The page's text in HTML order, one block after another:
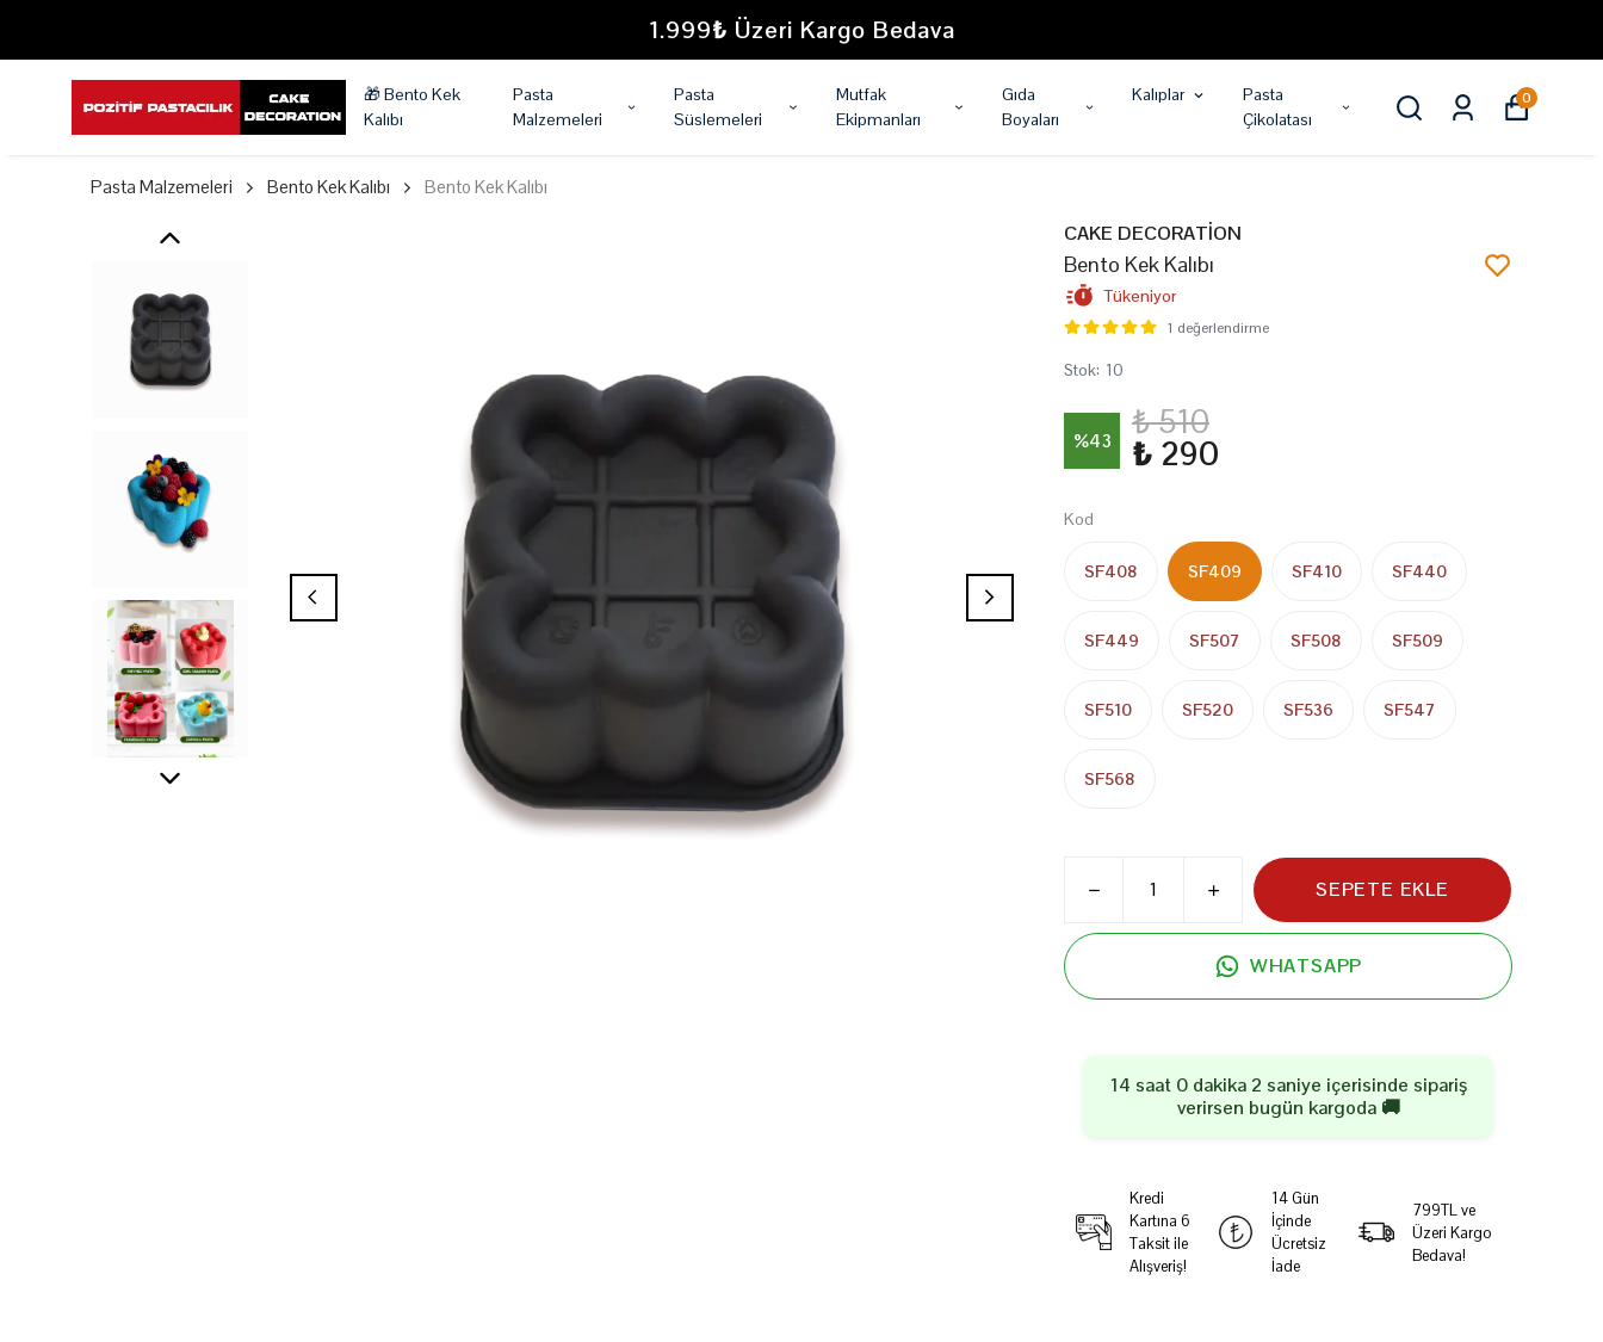
1.999₺ Üzeri Kargo Bedava
🎁 Bento Kek
Kalıbı
Pasta
Malzemeleri
Pasta
Süslemeleri
Mutfak
Ekipmanları
Gıda
Boyaları
Kalıplar
Pasta
Çikolatası
0
Pasta Malzemeleri Bento Kek Kalıbı Bento Kek Kalıbı
CAKE DECORATİON
Bento Kek Kalıbı
Tükeniyor
1 değerlendirme
Stok: 10
%43 ₺ 510
₺ 290
Kod
SF408 SF409 SF410 SF440
SF449 SF507 SF508 SF509
SF510 SF520 SF536 SF547
SF568
SEPETE EKLE
WHATSAPP
14 saat 0 dakika 2 saniye içerisinde sipariş
verirsen bugün kargoda 🚚
Kredi
Kartına 6
Taksit ile
Alışveriş!
14 Gün
İçinde
Ücretsiz
İade
799TL ve
Üzeri Kargo
Bedava!